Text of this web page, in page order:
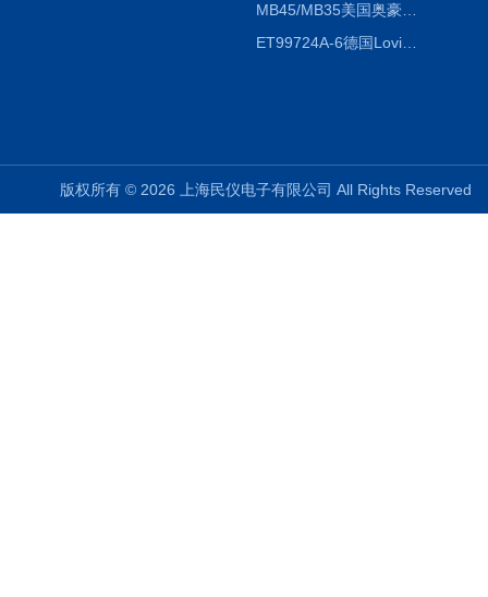
MB45/MB35美国奥豪斯OHAUS MB45/MB35卤素红外水分测定仪
ET99724A-6德国Lovibond ET99724A-6微电脑BOD测定仪
版权所有 © 2026 上海民仪电子有限公司 All Rights